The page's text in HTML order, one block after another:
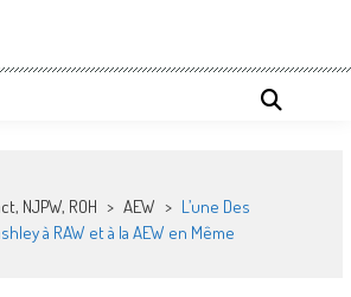
NJPW, ROH > AEW > L’une Des
à RAW et à la AEW en Même